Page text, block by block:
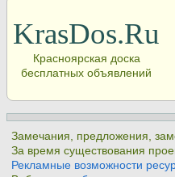
KrasDos.Ru
Красноярская доска
бесплатных объявлений
Замечания, предложения,
За время существования
Рекламные возможности